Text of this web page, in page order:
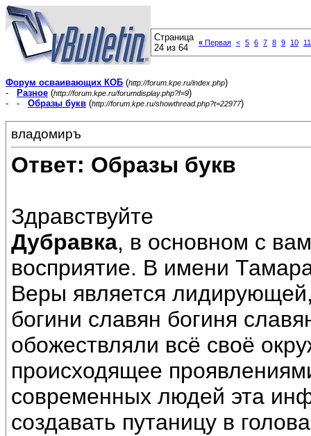
Страница
24 из 64
« Первая < 5 6 7 8 9 10 11
Форум осваивающих КОБ (http://forum.kpe.ru/index.php)
-
Разное (http://forum.kpe.ru/forumdisplay.php?f=9)
- - Образы букв (http://forum.kpe.ru/showthread.php?t=22977)
владомиръ
Ответ: Образы букв
Здравствуйте
Дубравка, в основном с
восприятие. В имени
Веры является
богини славян богиня
обожествляли всё своё
происходящее
современных людей эта
создавать путаницу в